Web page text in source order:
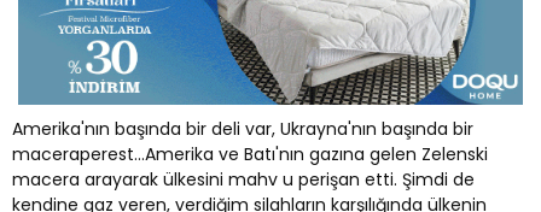
Amerika'nın başında bir deli var, Ukrayna'nın başında bir
maceraperest...Amerika ve Batı'nın gazına gelen Zelenski
macera arayarak ülkesini mahv u perişan etti. Şimdi de
kendine gaz veren, verdiğim silahların karşılığında ülkenin